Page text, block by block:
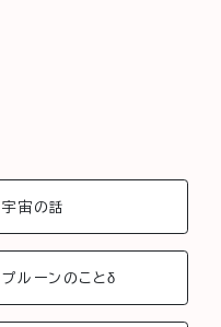
宇宙の話
プルーンのことδ